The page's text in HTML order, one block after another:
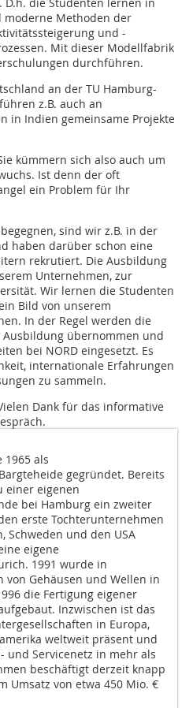
die Studenten lernen in
Methoden der
und -
Mit dieser Modellfabrik
durchführen.
an der TU Hamburg-
z.B. auch an
in Indien gemeinsame Projekte
kümmern sich also auch um
Ist denn der oft
ein Problem für Ihr
sind wir z.B. in der
haben darüber schon eine
rekrutiert. Die Ausbildung
Unternehmen, zur
Wir lernen die Studenten
Bild von unserem
In der Regel werden die
übernommen und
bei NORD eingesetzt. Es
internationale Erfahrungen
zu sammeln.
Dank für das informative
1965 als
gegründet. Bereits
einer eigenen
bei Hamburg ein zweiter
erste Tochterunternehmen
Schweden und den USA
eigene
1991 wurde in
von Gehäusen und Wellen in
die Fertigung eigener
Inzwischen ist das
in Europa,
weltweit präsent und
und Servicenetz in mehr als
beschäftigt derzeit knapp
Umsatz von etwa 450 Mio. €